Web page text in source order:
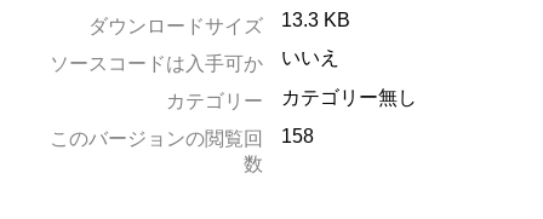
ダウンロードサイズ 13.3 KB
ソースコードは入手可か いいえ
カテゴリー
カテゴリー無し
このバージョンの閲覧回
数
158